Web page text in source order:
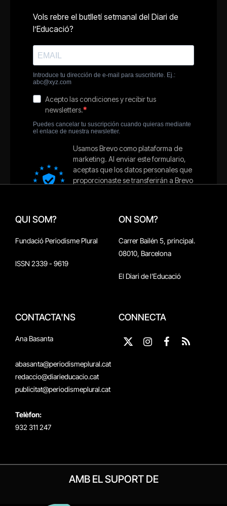
QUI SOM?
Fundació Periodisme Plural
ISSN 2339 - 9619
ON SOM?
Carrer Bailén 5, principal.
08010, Barcelona
El Diari de l'Educació
CONTACTA'NS
Ana Basanta
abasanta@periodismeplural.cat
redaccio@diarieducacio.cat
publicitat@periodismeplural.cat
Telèfon:
932 311 247
CONNECTA
X
Instagram
Facebook
RSS
AMB EL SUPORT DE